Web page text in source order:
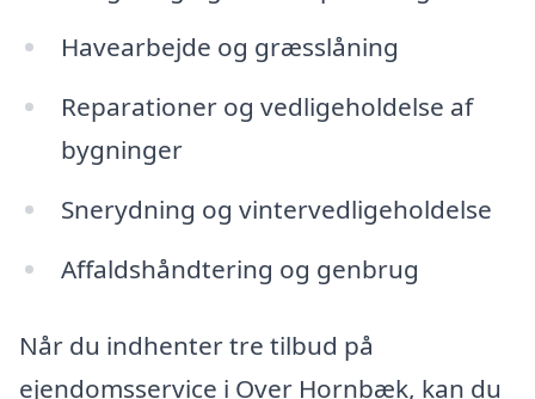
Havearbejde og græsslåning
Reparationer og vedligeholdelse af
bygninger
Snerydning og vintervedligeholdelse
Affaldshåndtering og genbrug
Når du indhenter tre tilbud på
ejendomsservice i Over Hornbæk, kan du